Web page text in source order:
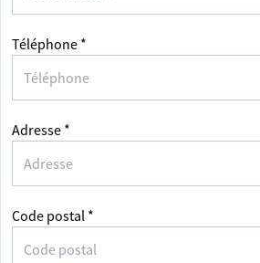
Téléphone *
Adresse *
Code postal *